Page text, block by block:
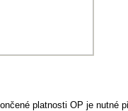
platnosti OP je nutné